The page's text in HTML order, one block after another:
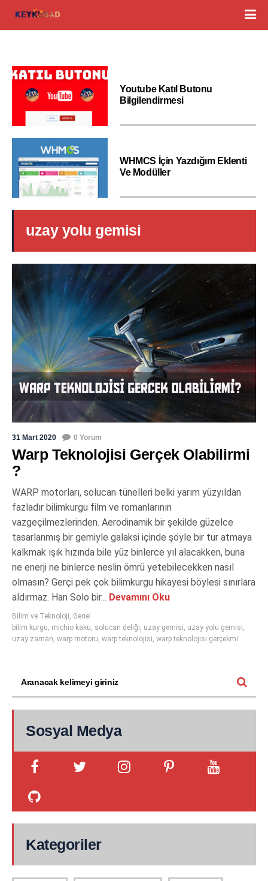
Youtube Katıl Butonu
Bilgilendirmesi
WHMCS İçin Yazdığım Eklenti
Ve Modüller
uzay yolu gemisi
31 Mart 2020 0 Yorum
Warp Teknolojisi Gerçek Olabilirmi
?
WARP motorları, solucan tünelleri belki yarım yüzyıldan
fazladır bilimkurgu film ve romanlarının
vazgeçilmezlerinden. Aerodinamik bir şekilde güzelce
tasarlanmış bir gemiyle galaksi içinde şöyle bir tur atmaya
kalkmak ışık hızında bile yüz binlerce yıl alacakken, buna
ne enerji ne binlerce neslin ömrü yetebilecekken nasıl
olmasın? Gerçi pek çok bilimkurgu hikayesi böylesi sınırlara
aldırmaz. Han Solo bir... Devamını Oku
Bilim ve Teknoloji, Genel
bilim kurgu, michio kaku, solucan deliği, uzay gemisi, uzay yolu gemisi,
uzay zaman, warp motoru, warp teknolojisi, warp teknolojisi gerçekmi
Sosyal Medya
Kategoriler